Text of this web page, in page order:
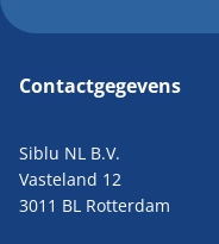
Contactgegevens
Siblu NL B.V.
Vasteland 12
3011 BL Rotterdam